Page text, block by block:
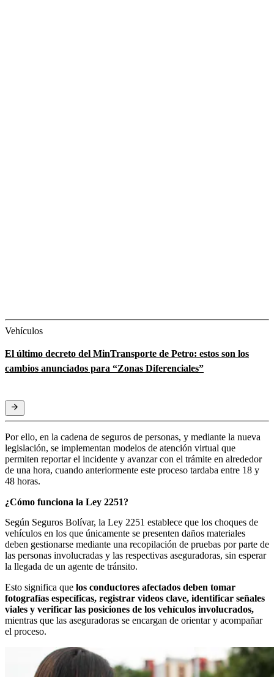
Vehículos
El último decreto del MinTransporte de Petro: estos son los
cambios anunciados para “Zonas Diferenciales”
Por ello, en la cadena de seguros de personas, y mediante la nueva
legislación, se implementan modelos de atención virtual que
permiten reportar el incidente y avanzar con el trámite en alrededor
de una hora, cuando anteriormente este proceso tardaba entre 18 y
48 horas.
¿Cómo funciona la Ley 2251?
Según Seguros Bolívar, la Ley 2251 establece que los choques de
vehículos en los que únicamente se presenten daños materiales
deben gestionarse mediante una recopilación de pruebas por parte de
las personas involucradas y las respectivas aseguradoras, sin esperar
la llegada de un agente de tránsito.
Esto significa que los conductores afectados deben tomar
fotografías específicas, registrar videos clave, identificar señales
viales y verificar las posiciones de los vehículos involucrados,
mientras que las aseguradoras se encargan de orientar y acompañar
el proceso.